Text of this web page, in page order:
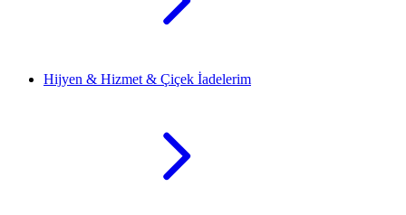
Hijyen & Hizmet & Çiçek İadelerim